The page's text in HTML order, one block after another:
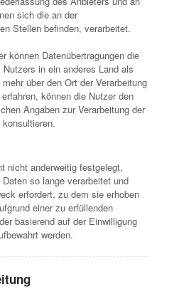
sich die an der
Stellen befinden, verarbeitet.
können Datenübertragungen die
in ein anderes Land als
über den Ort der Verarbeitung
können die Nutzer den
Angaben zur Verarbeitung der
nicht anderweitig festgelegt,
so lange verarbeitet und
erfordert, zu dem sie erhoben
einer zu erfüllenden
basierend auf der Einwilligung
werden.